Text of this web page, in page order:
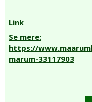
Link
Se mere:
https://
marum-33117903